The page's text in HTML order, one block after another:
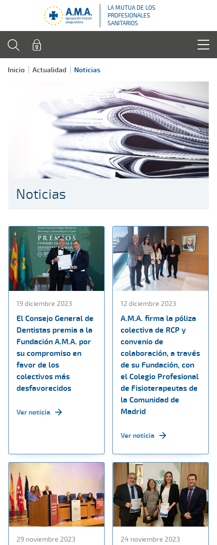
LA MUTUA DE LOS
PROFESIONALES
SANITARIOS
Inicio Actualidad Noticias
Noticias
19 diciembre 2023
El Consejo General de
Dentistas premia a la
Fundación A.M.A. por
su compromiso en
favor de los
colectivos más
desfavorecidos
Ver noticia
12 diciembre 2023
A.M.A. firma la póliza
colectiva de RCP y
convenio de
colaboración, a través
de su Fundación, con
el Colegio Profesional
de Fisioterapeutas de
la Comunidad de
Madrid
Ver noticia
29 noviembre 2023 24 noviembre 2023